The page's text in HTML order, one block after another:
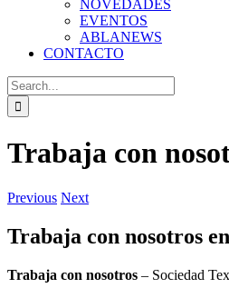
NOVEDADES
EVENTOS
ABLANEWS
CONTACTO
Search
for:
Trabaja con
Previous Next
Trabaja con nosotros
Trabaja con nosotros – Sociedad